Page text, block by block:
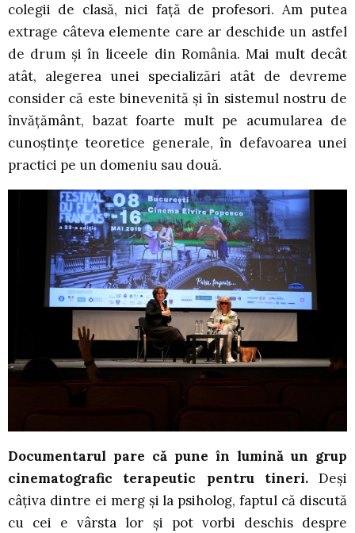
colegii de clasă, nici față de profesori. Am putea
extrage câteva elemente care ar deschide un astfel
de drum și în liceele din România. Mai mult decât
atât, alegerea unei specializări atât de devreme
consider că este binevenită și în sistemul nostru de
învățământ, bazat foarte mult pe acumularea de
cunoștințe teoretice generale, în defavoarea unei
practici pe un domeniu sau două.
Documentarul pare că pune în lumină un grup
cinematografic terapeutic pentru tineri.Deși
câțiva dintre ei merg și la psiholog, faptul că discută
cu cei e vârsta lor și pot vorbi deschis despre